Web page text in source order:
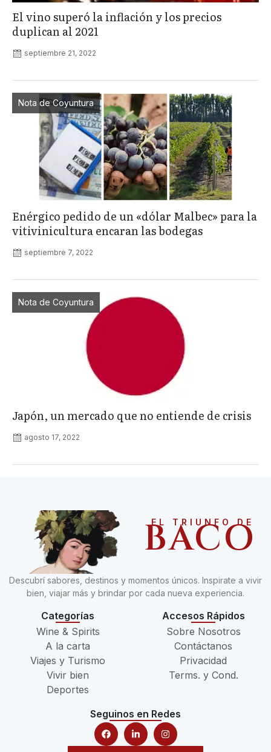
El vino superó la inflación y los precios
duplican al 2021
septiembre 21, 2022
Nota de Coyuntura
Enérgico pedido de un «dólar Malbec» para la
vitivinicultura encaran las bodegas
septiembre 7, 2022
Nota de Coyuntura
Japón, un mercado que no entiende de crisis
agosto 17, 2022
EL TRIUNFO DE
BACO
Descubrí sabores, destinos y momentos únicos. Inspirate a vivir
bien, viajar más y brindar por cada nueva experiencia.
Categorías
Wine & Spirits
A la carta
Viajes y Turismo
Vivir bien
Deportes
Accesos Rápidos
Sobre Nosotros
Contáctanos
Privacidad
Terms. y Cond.
Seguinos en Redes